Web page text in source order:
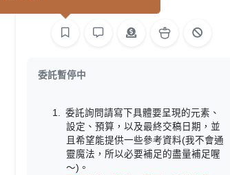
委託暫停中
委託詢問請寫下具體要呈現的元素、
設定、預算，以及最終交稿日期，並
且希望能提供一些參考資料(我不會通
靈魔法，所以必要補足的盡量補足喔
～)。